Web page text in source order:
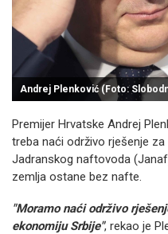
Andrej Plenković (Foto:
Premijer Hrvatske Andrej
treba naći održivo rješenje
Jadranskog naftovoda
zemlja ostane bez nafte.
"Moramo naći održivo
ekonomiju Srbije", rekao je